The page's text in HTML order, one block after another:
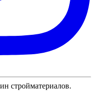
стройматериалов.